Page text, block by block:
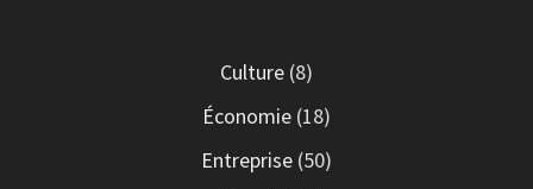
Culture (8)
Économie (18)
Entreprise (50)